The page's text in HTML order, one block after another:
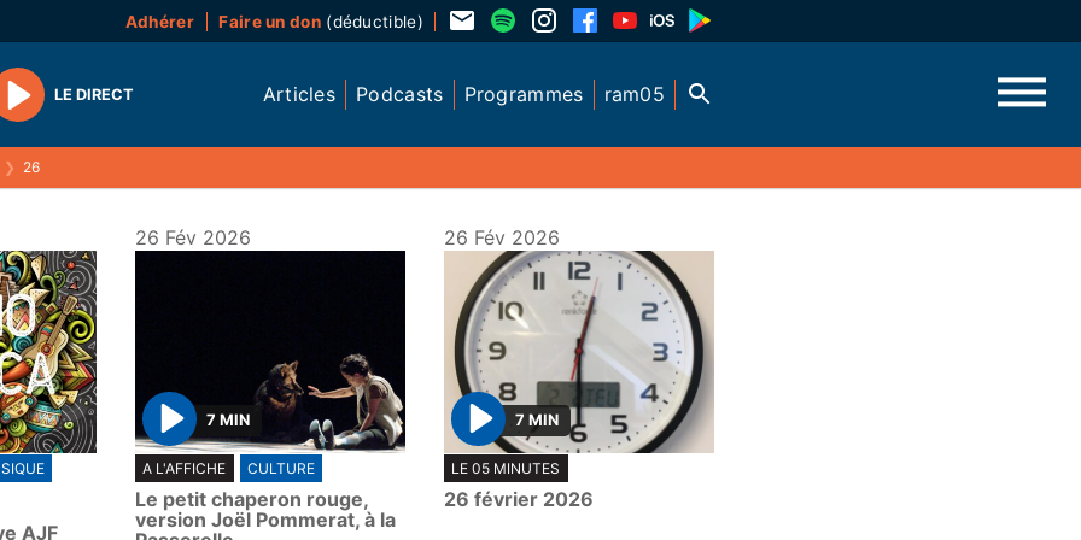
Adhérer Faire un don(déductible)
Play
LE DIRECT Articles Podcasts Programmes ram05
❯ 26
AJF
26 Fév 2026
P
l
a
y
7 MIN
A L'AFFICHE CULTURE
Le petit chaperon rouge,
version Joël Pommerat, à la
26 Fév 2026
P
l
a
7 MIN
LE 05 MINUTES
26 février 2026